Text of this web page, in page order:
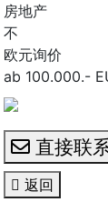
房地产
不
欧元询价
ab 100.000.-
直接联
返回